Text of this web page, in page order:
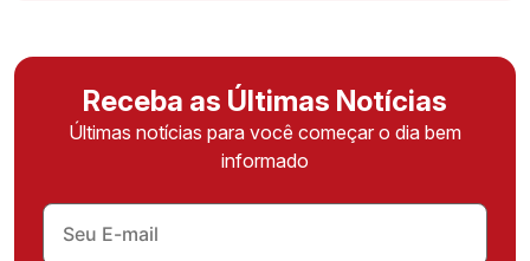
Receba as Últimas Notícias
Últimas notícias para você começar o dia bem
informado